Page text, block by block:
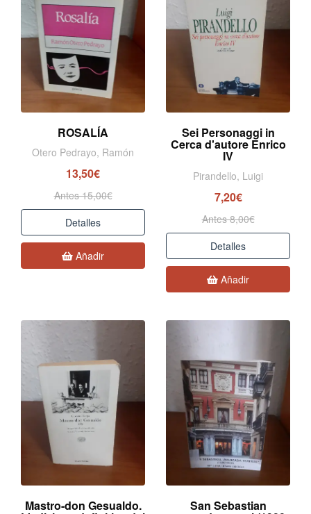
ROSALÍA
Otero Pedrayo, Ramón
13,50€
Antes 15,00€
Detalles
Añadir
Sei Personaggi in
Cerca d'autore Enrico
IV
Pirandello, Luigi
7,20€
Antes 8,00€
Detalles
Añadir
Mastro-don Gesualdo. San Sebastian